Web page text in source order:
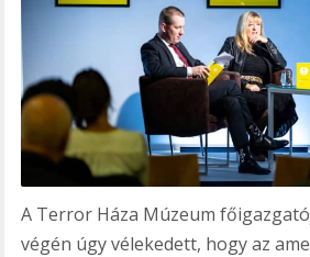
A Terror Háza Múzeum
végén úgy vélekedett, hogy az